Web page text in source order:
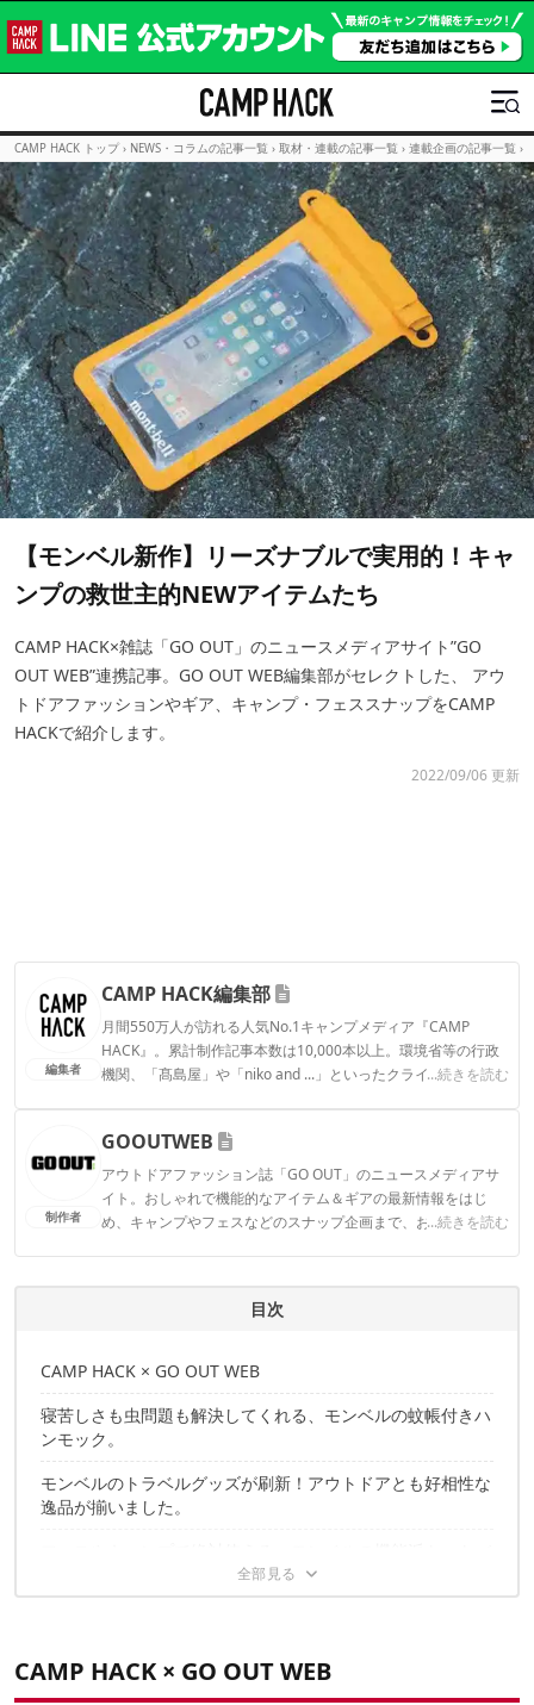
CAMP HACK トップ › NEWS・コラムの記事一覧 › 取材・連載の記事一覧 › 連載企画の記事一覧 ›
【モンベル新作】リーズナブルで実用的！キャ
ンプの救世主的NEWアイテムたち
CAMP HACK×雑誌「GO OUT」のニュースメディアサイト”GO
OUT WEB”連携記事。GO OUT WEB編集部がセレクトした、 アウ
トドアファッションやギア、キャンプ・フェススナップをCAMP
HACKで紹介します。
2022/09/06 更新
編集者
CAMP HACK編集部
月間550万人が訪れる人気No.1キャンプメディア『CAMP
HACK』。累計制作記事本数は10,000本以上。環境省等の行政
機関、「髙島屋」や「niko and ...」といったクライアントとの
...続きを読む
CAMP HACK編集部のプロフィール
制作者
GOOUTWEB
アウトドアファッション誌「GO OUT」のニュースメディアサ
イト。おしゃれで機能的なアイテム＆ギアの最新情報をはじ
め、キャンプやフェスなどのスナップ企画まで、おしゃれに自
...続きを読む
目次
CAMP HACK × GO OUT WEB
寝苦しさも虫問題も解決してくれる、モンベルの蚊帳付きハ
ンモック。
モンベルのトラベルグッズが刷新！アウトドアとも好相性な
逸品が揃いました。
CAMP HACK × GO OUT WEB